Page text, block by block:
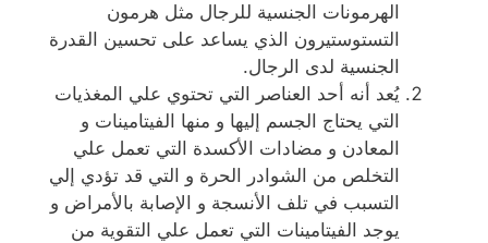
الهرمونات الجنسية للرجال مثل هرمون
التستوستيرون الذي يساعد على تحسين القدرة
الجنسية لدى الرجال.
يُعد أنه أحد العناصر التي تحتوي علي المغذيات
التي يحتاج الجسم إليها و منها الفيتامينات و
المعادن و مضادات الأكسدة التي تعمل علي
التخلص من الشوادر الحرة و التي قد تؤدي إلي
التسبب في تلف الأنسجة و الإصابة بالأمراض و
يوجد الفيتامينات التي تعمل علي التقوية من